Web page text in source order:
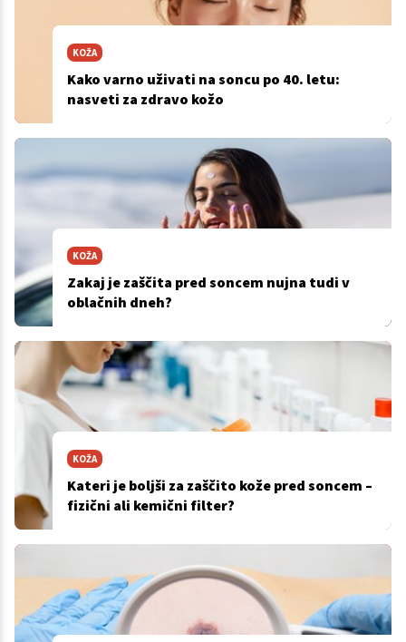
KOŽA
Kako varno uživati na soncu po 40. letu:
nasveti za zdravo kožo
KOŽA
Zakaj je zaščita pred soncem nujna tudi v
oblačnih dneh?
KOŽA
Kateri je boljši za zaščito kože pred soncem –
fizični ali kemični filter?